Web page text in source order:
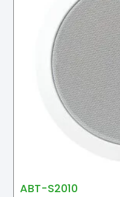
ABT-S2010